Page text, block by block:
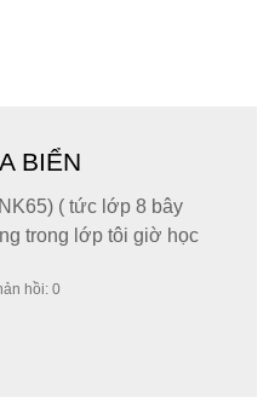
BIỂN
( tức lớp 8 bây
trong lớp tôi giờ học
hồi: 0